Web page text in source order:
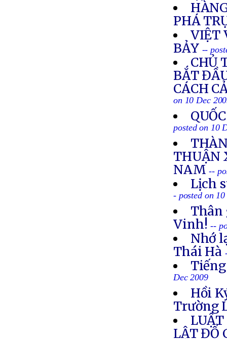
PHÁ
VIỆT
BẢY --
CHỦ
BẮT
CÁCH
on 10 Dec
posted on 10
THUẬN
NAM--
Lịch
- posted on
Thân
Vinh! --
Nhớ
Thái Hà
Dec 2009
Hồi
Trường
LẬT ĐỔ